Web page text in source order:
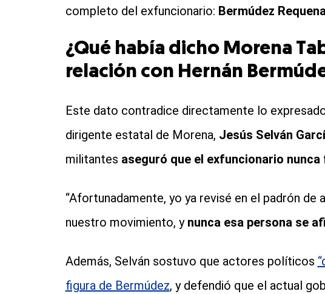
completo del exfuncionario: Bermúdez
¿Qué había dicho Morena
relación con Hernán
Este dato contradice directamente lo
dirigente estatal de Morena, Jesús Selván
militantes aseguró que el exfuncionario
“Afortunadamente, yo ya revisé en el padrón de
nuestro movimiento, y nunca esa persona se
Además, Selván sostuvo que actores políticos
figura de Bermúdez, y defendió que el actual